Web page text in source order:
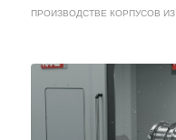
ПРОИЗВОДСТВЕ КОРПУСОВ